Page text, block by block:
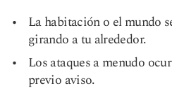
La habitación o el mundo
girando a tu alrededor.
Los ataques a menudo
previo aviso.